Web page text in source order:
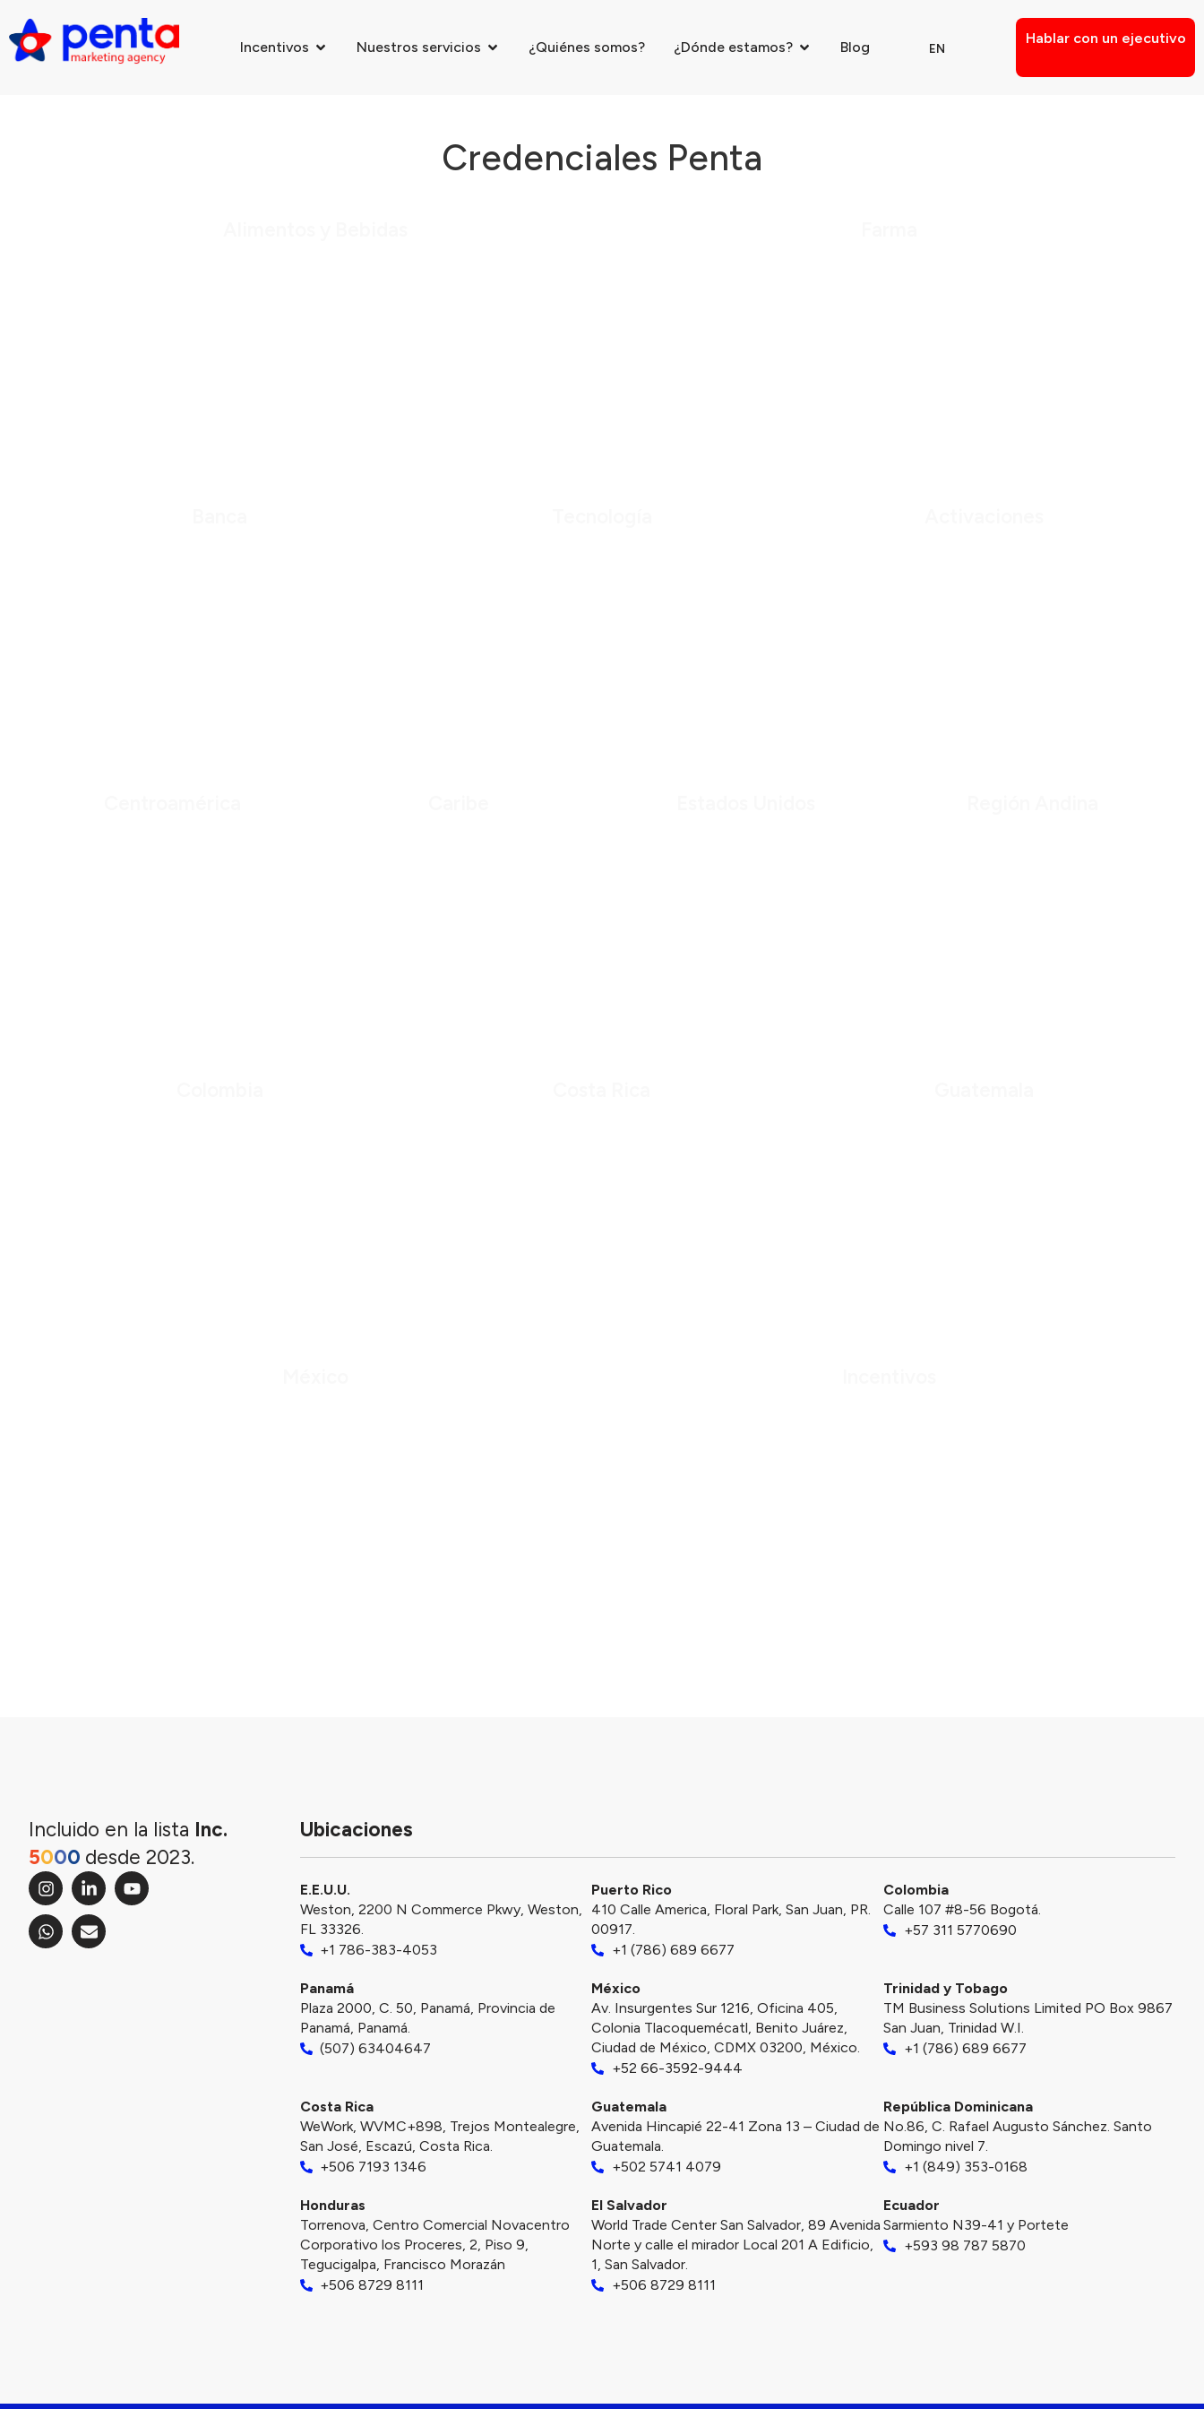
Incentivos Nuestros servicios ¿Quiénes somos? ¿Dónde estamos? Blog EN
Hablar con un ejecutivo
Credenciales Penta
Incluido en la lista Inc.
5000 desde 2023.
Ubicaciones
E.E.U.U.
Weston, 2200 N Commerce Pkwy, Weston,
FL 33326.
+1 786-383-4053
Puerto Rico​
410 Calle America, Floral Park, San Juan, PR.
00917.
+1 (786) 689 6677
Colombia
Calle 107 #8-56 Bogotá.
+57 311 5770690
Panamá
Plaza 2000, C. 50, Panamá, Provincia de
Panamá, Panamá.
(507) 63404647
México
Av. Insurgentes Sur 1216, Oficina 405,
Colonia Tlacoquemécatl, Benito Juárez,
Ciudad de México, CDMX 03200, México.
+52 66-3592-9444
Trinidad y Tobago
TM Business Solutions Limited PO Box 9867
San Juan, Trinidad W.I.
+1 (786) 689 6677
Costa Rica
WeWork, WVMC+898, Trejos Montealegre,
San José, Escazú, Costa Rica.
+506 7193 1346
Guatemala
Avenida Hincapié 22-41 Zona 13 – Ciudad de
Guatemala.
+502 5741 4079
República Dominicana
No.86, C. Rafael Augusto Sánchez. Santo
Domingo nivel 7.
+1 (849) 353-0168
Honduras
Torrenova, Centro Comercial Novacentro
Corporativo los Proceres, 2, Piso 9,
Tegucigalpa, Francisco Morazán
+506 8729 8111
El Salvador
World Trade Center San Salvador, 89 Avenida
Norte y calle el mirador Local 201 A Edificio,
1, San Salvador.
+506 8729 8111
Ecuador
Sarmiento N39-41 y Portete
+593 98 787 5870